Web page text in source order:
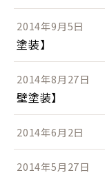
2014年9月5日
塗装】
2014年8月27日
壁塗装】
2014年6月2日
2014年5月27日